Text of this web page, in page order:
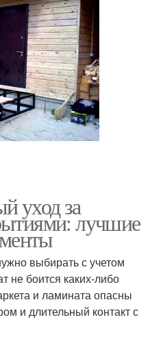
уход за
лучшие
выбирать с учетом
не боится каких-либо
и ламината опасны
и длительный контакт с